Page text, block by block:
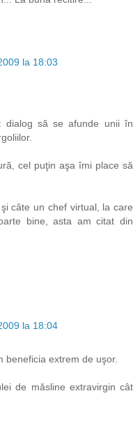
la 18:03
dialog să se afunde unii în
cel puţin aşa îmi place să
câte un chef virtual, la care
bine, asta am citat din
la 18:04
beneficia extrem de uşor.
de măsline extravirgin cât